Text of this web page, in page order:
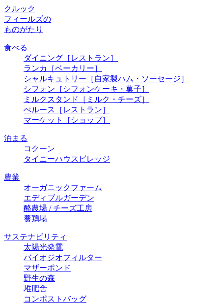
クルック
フィールズの
ものがたり
食べる
ダイニング ［レストラン］
ランカ
［ベーカリー］
シャルキュトリー ［自家製ハム・ソーセージ］
シフォン ［シフォンケーキ・菓子］
ミルクスタンド
［ミルク・チーズ］
ぺルース
［レストラン］
マーケット
［ショップ］
泊まる
コクーン
タイニーハウスビレッジ
農業
オーガニックファーム
エディブルガーデン
酪農場 / チーズ⼯房
養鶏場
サステナビリティ
太陽光発電
バイオジオフィルター
マザーポンド
野生の森
堆肥舎
コンポストバッグ